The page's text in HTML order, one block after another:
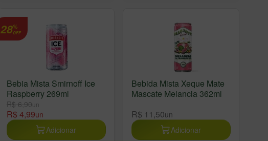
28%
OFF
Bebia Mista Smirnoff Ice
Raspberry 269ml
R$ 6,90un
R$ 4,99un
Adicionar
Bebida Mista Xeque Mate
Mascate Melancia 362ml
R$ 11,50un
Adicionar